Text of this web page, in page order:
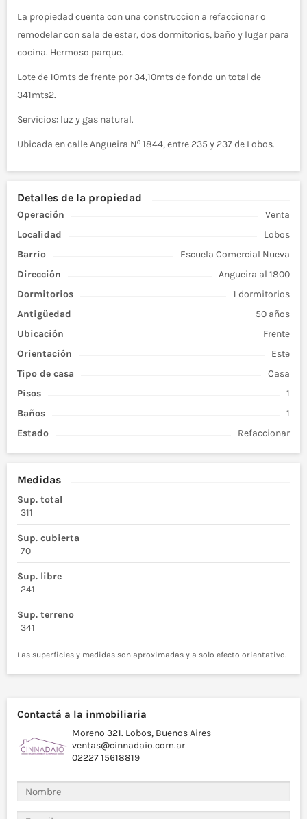
La propiedad cuenta con una construccion a refaccionar o
remodelar con sala de estar, dos dormitorios, baño y lugar para
cocina. Hermoso parque.
Lote de 10mts de frente por 34,10mts de fondo un total de
341mts2.
Servicios: luz y gas natural.
Ubicada en calle Angueira Nº 1844, entre 235 y 237 de Lobos.
Detalles de la propiedad
Operación
Venta
Localidad
Lobos
Barrio
Escuela Comercial Nueva
Dirección
Angueira al 1800
Dormitorios
1 dormitorios
Antigüedad
50 años
Ubicación
Frente
Orientación
Este
Tipo de casa
Casa
Pisos
1
Baños
1
Estado
Refaccionar
Medidas
Sup. total
311
Sup. cubierta
70
Sup. libre
241
Sup. terreno
341
Las superficies y medidas son aproximadas y a solo efecto orientativo.
Contactá a la inmobiliaria
Moreno 321. Lobos, Buenos Aires
ventas@cinnadaio.com.ar
02227 15618819